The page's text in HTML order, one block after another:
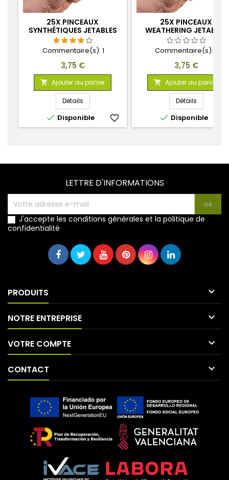
25X PINCEAUX
SYNTHÉTIQUES JETABLES
Commentaire(s): 1
Prix
3,75 €
 Ajouter au panier
Détails
 Disponible favorite_border
25X PINCEAUX
WEATHERING JETABLES
Commentaire(s):
Prix
3,75 €
 Ajouter au panier
Détails
 Disponible
LETTRE D'INFORMATIONS
J'accepte les conditions générales et la politique de
confidentialité
PRODUITS 
NOTRE ENTREPRISE 
VOTRE COMPTE 
CONTACT 